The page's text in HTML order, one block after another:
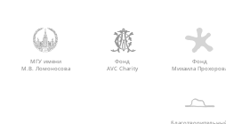
МГУ имени
М.В. Ломоносова
Фонд
AVC Charity
Фонд
Михаила